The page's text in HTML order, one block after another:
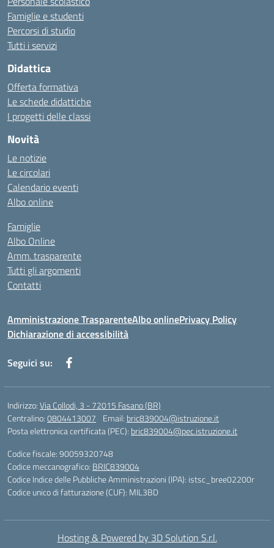
Famiglie e studenti
Percorsi di studio
Tutti i servizi
Didattica
Offerta formativa
Le schede didattiche
I progetti delle classi
Novità
Le notizie
Le circolari
Calendario eventi
Albo online
Famiglie
Albo Online
Amm. trasparente
Tutti gli argomenti
Contatti
Amministrazione TrasparenteAlbo onlinePrivacy Policy
Dichiarazione di accessibilità
Seguici su:
Indirizzo:Via Collodi, 3 - 72015 Fasano (BR)
Centralino:0804413007 Email: bric839004@istruzione.it
Posta elettronica certificata (PEC): bric839004@pec.istruzione.it
Codice fiscale: 90059320748
Codice meccanografico: BRIC839004
Codice Indice delle Pubbliche Amministrazioni (IPA): istsc_bree02200r
Codice unico di fatturazione (CUF): MIL3BD
Hosting & Powered by 3D Solution S.r.l.